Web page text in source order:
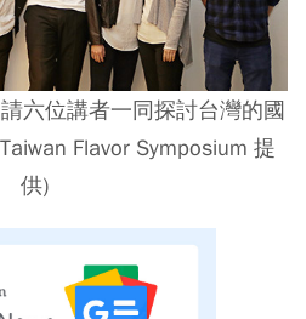
六位講者一同探討台灣的國
Flavor Symposium 提
供)